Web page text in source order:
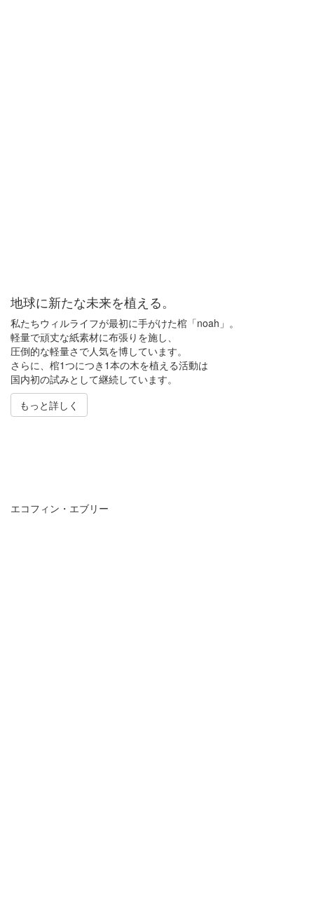
地球に新たな未来を植える。
私たちウィルライフが最初に手がけた棺「noah」。
軽量で頑丈な紙素材に布張りを施し、
圧倒的な軽量さで人気を博しています。
さらに、棺1つにつき1本の木を植える活動は
国内初の試みとして継続しています。
もっと詳しく
エコフィン・エブリー